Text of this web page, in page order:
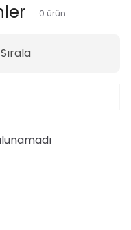
0 ürün
Sırala